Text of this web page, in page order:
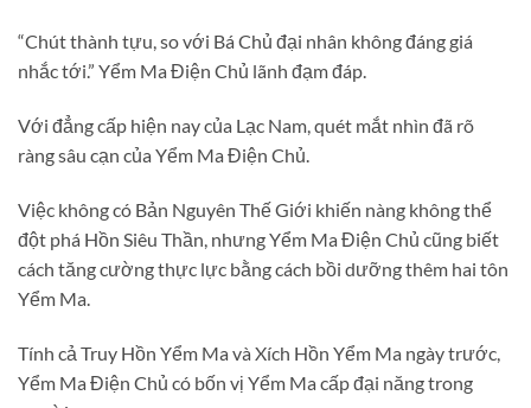
“Chút thành tựu, so với Bá Chủ đại nhân không đáng giá
nhắc tới.” Yểm Ma Điện Chủ lãnh đạm đáp.
Với đẳng cấp hiện nay của Lạc Nam, quét mắt nhìn đã rõ
ràng sâu cạn của Yểm Ma Điện Chủ.
Việc không có Bản Nguyên Thế Giới khiến nàng không thể
đột phá Hồn Siêu Thần, nhưng Yểm Ma Điện Chủ cũng biết
cách tăng cường thực lực bằng cách bồi dưỡng thêm hai tôn
Yểm Ma.
Tính cả Truy Hồn Yểm Ma và Xích Hồn Yểm Ma ngày trước,
Yểm Ma Điện Chủ có bốn vị Yểm Ma cấp đại năng trong